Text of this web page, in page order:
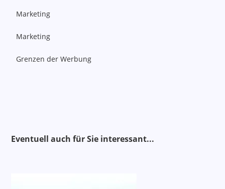
Marketing
Marketing
Grenzen der Werbung
Alternativen
Eventuell auch für Sie interessant...